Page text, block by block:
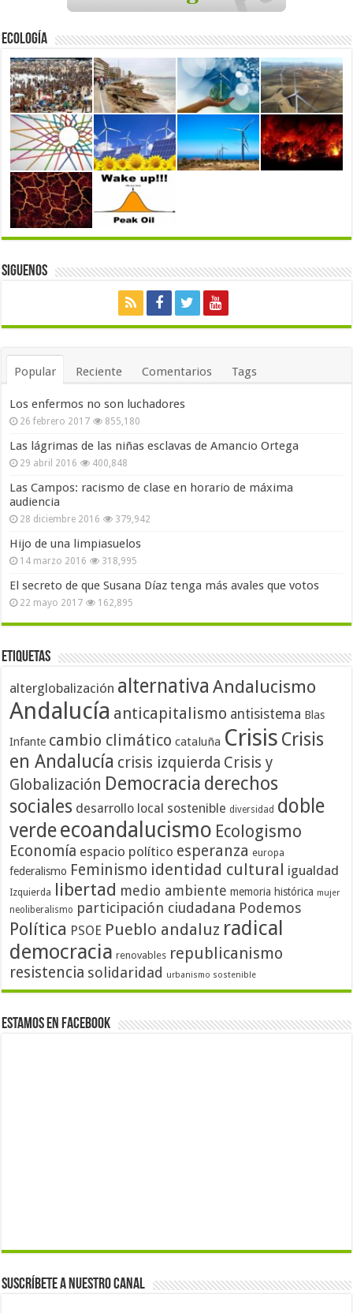
Ecología
Siguenos
Popular Reciente Comentarios Tags
Los enfermos no son luchadores
26 febrero 2017 855,180
Las lágrimas de las niñas esclavas de Amancio Ortega
29 abril 2016 400,848
Las Campos: racismo de clase en horario de máxima
audiencia
28 diciembre 2016 379,942
Hijo de una limpiasuelos
14 marzo 2016 318,995
El secreto de que Susana Díaz tenga más avales que votos
22 mayo 2017 162,895
Etiquetas
alterglobalización alternativa Andalucismo
Andalucía anticapitalismo antisistema Blas
Infante cambio climático cataluña Crisis Crisis
en Andalucía crisis izquierda Crisis y
Globalización Democracia derechos
sociales desarrollo local sostenible diversidad doble
verdeecoandalucismo Ecologismo
Economía espacio político esperanza europa
federalismo Feminismo identidad cultural igualdad
Izquierda libertad medio ambiente memoria histórica mujer
neoliberalismo participación ciudadana Podemos
Política PSOE Pueblo andaluz radical
democracia renovables republicanismo
resistencia solidaridad urbanismo sostenible
Estamos en Facebook
Suscríbete a nuestro canal